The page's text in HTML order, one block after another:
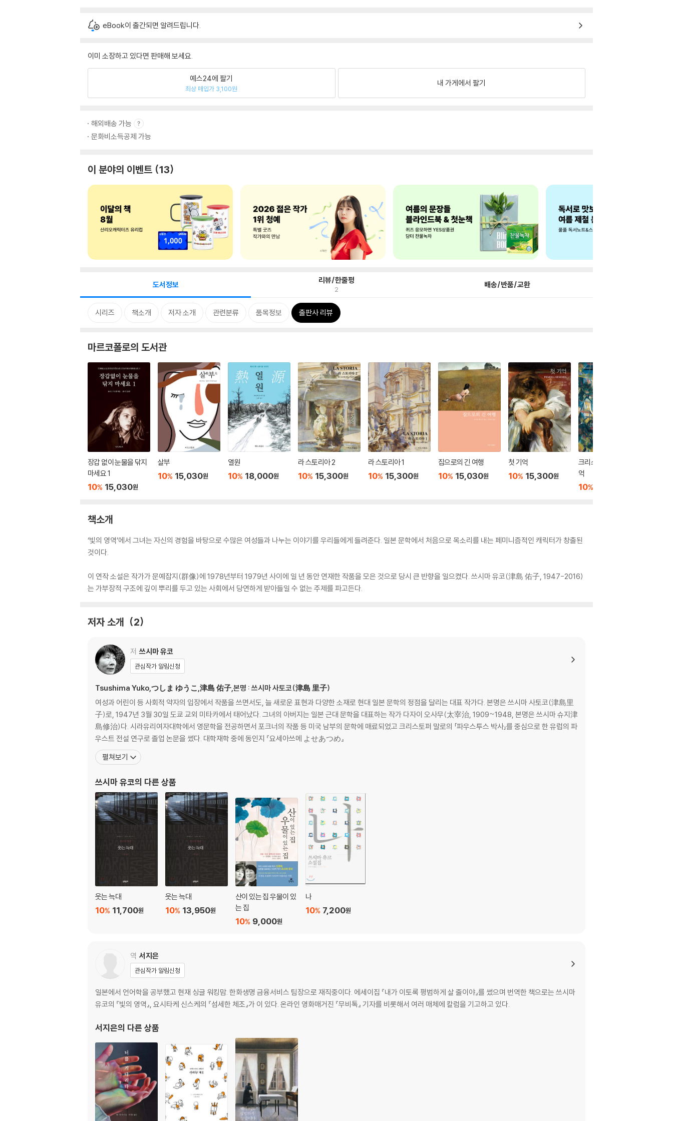
eBook이 출간되면 알려드립니다.
이미 소장하고 있다면 판매해 보세요.
예스24에 팔기
최상 매입가 3,100원
내 가게에서 팔기
해외배송 가능
문화비소득공제 가능
이 분야의 이벤트 13
도서정보 리뷰/한줄평
2 배송/반품/교환
시리즈 책소개 저자 소개 관련분류 품목정보 출판사 리뷰
마르코폴로의 도서관
장갑 없이 눈물을 닦지
마세요 1
10% 15,030원
살부
10% 15,030원
열원
10% 18,000원
라 스토리아 2
10% 15,300원
라 스토리아 1
10% 15,300원
집으로의 긴 여행
10% 15,030원
첫 기억
10% 15,300원
크리스타 T.에 대한 추
억
10%
책소개
‘빛의 영역’에서 그녀는 자신의 경험을 바탕으로 수많은 여성들과 나누는 이야기를 우리들에게 들려준다. 일본 문학에서 처음으로 목소리를 내는 페미니즘적인 캐릭터가 창출된
것이다.
이 연작 소설은 작가가 문예잡지(群像)에 1978년부터 1979년 사이에 일 년 동안 연재한 작품을 모은 것으로 당시 큰 반향을 일으켰다. 쓰시마 유코(津島 佑子, 1947-2016)
는 가부장적 구조에 깊이 뿌리를 두고 있는 사회에서 당연하게 받아들일 수 없는 주제를 파고든다.
저자 소개 2
저 쓰시마 유코
관심작가 알림신청
Tsushima Yuko,つしま ゆうこ,津島 佑子,본명 : 쓰시마 사토코(津島 里子)
여성과 어린이 등 사회적 약자의 입장에서 작품을 쓰면서도, 늘 새로운 표현과 다양한 소재로 현대 일본 문학의 정점을 달리는 대표 작가다. 본명은 쓰시마 사토코(津島里
子)로, 1947년 3월 30일 도쿄 교외 미타카에서 태어났다. 그녀의 아버지는 일본 근대 문학을 대표하는 작가 다자이 오사무(太宰治, 1909~1948, 본명은 쓰시마 슈지津
島修治)다. 시라유리여자대학에서 영문학을 전공하면서 포크너의 작품 등 미국 남부의 문학에 매료되었고 크리스토퍼 말로의 「파우스투스 박사」를 중심으로 한 유럽의 파
우스트 전설 연구로 졸업 논문을 썼다. 대학재학 중에 동인지 『요세아쓰메 よせあつめ』
펼쳐보기
쓰시마 유코의 다른 상품
웃는 늑대
11,700원
10%
웃는 늑대
13,950원
10%
산이 있는 집 우물이 있
는 집
9,000원
10%
나
7,200원
10%
역 서지은
관심작가 알림신청
일본에서 언어학을 공부했고 현재 싱글 워킹맘. 한화생명 금융서비스 팀장으로 재직중이다. 에세이집 『내가 이토록 평범하게 살 줄이야』를 썼으며 번역한 책으로는 쓰시마
유코의 『빛의 영역』, 요시타케 신스케의 『섬세한 체조』가 이 있다. 온라인 영화매거진 『무비톡』 기자를 비롯해서 여러 매체에 칼럼을 기고하고 있다.
서지은의 다른 상품